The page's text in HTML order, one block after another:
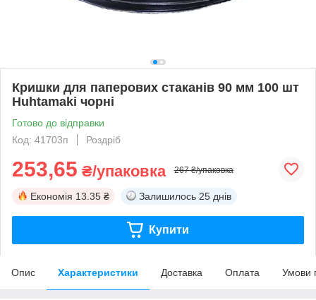
Кришки для паперових стаканів 90 мм 100 шт
Huhtamaki чорні
Готово до відправки
Код: 41703п
Роздріб
253,65 ₴/упаковка 267 ₴/упаковка
Економія 13.35 ₴ Залишилось 25 днів
Купити
Опис Характеристики Доставка Оплата Умови